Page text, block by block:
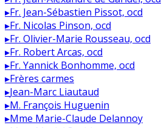
▸Fr. Jean-Sébastien Pissot, ocd
▸Fr. Nicolas Pinson, ocd
▸Fr. Olivier-Marie Rousseau, ocd
▸Fr. Robert Arcas, ocd
▸Fr. Yannick Bonhomme, ocd
▸Frères carmes
▸Jean-Marc Liautaud
▸M. François Huguenin
▸Mme Marie-Claude Delannoy